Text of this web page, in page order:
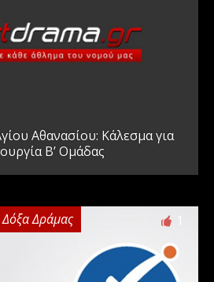
Αθανασίου: Κάλεσμα για
Β’ Ομάδας
Δόξα Δράμας